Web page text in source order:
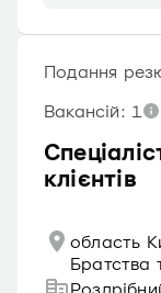
клієнтів
Подання
Вакансій: 1
область
Братства